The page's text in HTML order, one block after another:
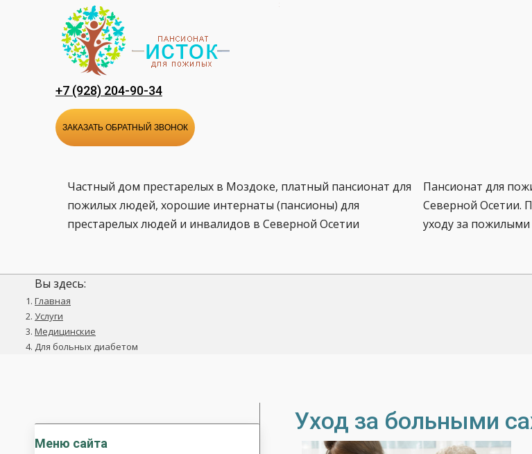
содержанию
+7 (928) 204-90-34
ЗАКАЗАТЬ ОБРАТНЫЙ ЗВОНОК
Частный дом престарелых в Моздоке, платный пансионат для
пожилых людей, хорошие интернаты (пансионы) для
престарелых людей и инвалидов в Северной Осетии
Пансионат для
Северной Осетии.
уходу за
Вы здесь:
Главная
Услуги
Медицинские
Для больных диабетом
Уход за больными
Меню сайта